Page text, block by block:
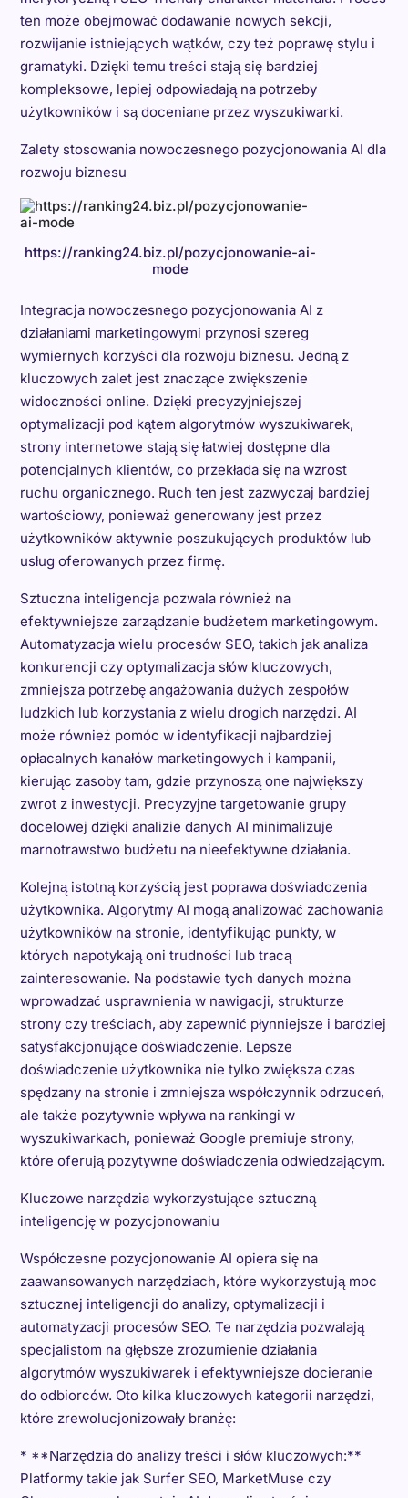
ten może obejmować dodawanie nowych sekcji,
rozwijanie istniejących wątków, czy też poprawę stylu i
gramatyki. Dzięki temu treści stają się bardziej
kompleksowe, lepiej odpowiadają na potrzeby
użytkowników i są doceniane przez wyszukiwarki.
Zalety stosowania nowoczesnego pozycjonowania AI dla
rozwoju biznesu
https://ranking24.biz.pl/pozycjonowanie-ai-
mode
Integracja nowoczesnego pozycjonowania AI z
działaniami marketingowymi przynosi szereg
wymiernych korzyści dla rozwoju biznesu. Jedną z
kluczowych zalet jest znaczące zwiększenie
widoczności online. Dzięki precyzyjniejszej
optymalizacji pod kątem algorytmów wyszukiwarek,
strony internetowe stają się łatwiej dostępne dla
potencjalnych klientów, co przekłada się na wzrost
ruchu organicznego. Ruch ten jest zazwyczaj bardziej
wartościowy, ponieważ generowany jest przez
użytkowników aktywnie poszukujących produktów lub
usług oferowanych przez firmę.
Sztuczna inteligencja pozwala również na
efektywniejsze zarządzanie budżetem marketingowym.
Automatyzacja wielu procesów SEO, takich jak analiza
konkurencji czy optymalizacja słów kluczowych,
zmniejsza potrzebę angażowania dużych zespołów
ludzkich lub korzystania z wielu drogich narzędzi. AI
może również pomóc w identyfikacji najbardziej
opłacalnych kanałów marketingowych i kampanii,
kierując zasoby tam, gdzie przynoszą one największy
zwrot z inwestycji. Precyzyjne targetowanie grupy
docelowej dzięki analizie danych AI minimalizuje
marnotrawstwo budżetu na nieefektywne działania.
Kolejną istotną korzyścią jest poprawa doświadczenia
użytkownika. Algorytmy AI mogą analizować zachowania
użytkowników na stronie, identyfikując punkty, w
których napotykają oni trudności lub tracą
zainteresowanie. Na podstawie tych danych można
wprowadzać usprawnienia w nawigacji, strukturze
strony czy treściach, aby zapewnić płynniejsze i bardziej
satysfakcjonujące doświadczenie. Lepsze
doświadczenie użytkownika nie tylko zwiększa czas
spędzany na stronie i zmniejsza współczynnik odrzuceń,
ale także pozytywnie wpływa na rankingi w
wyszukiwarkach, ponieważ Google premiuje strony,
które oferują pozytywne doświadczenia odwiedzającym.
Kluczowe narzędzia wykorzystujące sztuczną
inteligencję w pozycjonowaniu
Współczesne pozycjonowanie AI opiera się na
zaawansowanych narzędziach, które wykorzystują moc
sztucznej inteligencji do analizy, optymalizacji i
automatyzacji procesów SEO. Te narzędzia pozwalają
specjalistom na głębsze zrozumienie działania
algorytmów wyszukiwarek i efektywniejsze docieranie
do odbiorców. Oto kilka kluczowych kategorii narzędzi,
które zrewolucjonizowały branżę:
* **Narzędzia do analizy treści i słów kluczowych:**
Platformy takie jak Surfer SEO, MarketMuse czy